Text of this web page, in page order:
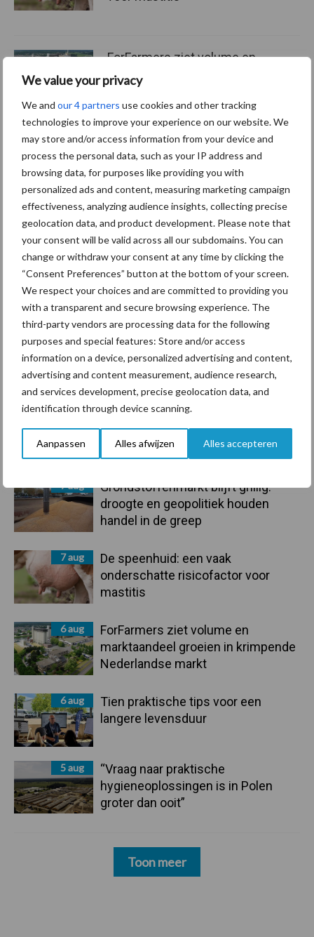
We value your privacy
We and our 4 partners use cookies and other tracking
technologies to improve your experience on our website. We
may store and/or access information from your device and
process the personal data, such as your IP address and
browsing data, for purposes like providing you with
personalized ads and content, measuring marketing campaign
effectiveness, analyzing audience insights, collecting precise
geolocation data, and product development. Please note that
your consent will be valid across all our subdomains. You can
change or withdraw your consent at any time by clicking the
“Consent Preferences” button at the bottom of your screen.
We respect your choices and are committed to providing you
with a transparent and secure browsing experience. The
third-party vendors are processing data for the following
purposes and special features: Store and/or access
information on a device, personalized advertising and content,
advertising and content measurement, audience research,
and services development, precise geolocation data, and
identification through device scanning.
Aanpassen Alles afwijzen Alles accepteren
Primaire
Recent nieuws Partner nieuws
7 aug
Grondstoffenmarkt blijft grillig:
droogte en geopolitiek houden
handel in de greep
7 aug
De speenhuid: een vaak
onderschatte risicofactor voor
mastitis
6 aug
ForFarmers ziet volume en
marktaandeel groeien in krimpende
Nederlandse markt
6 aug
Tien praktische tips voor een
langere levensduur
5 aug
“Vraag naar praktische
hygieneoplossingen is in Polen
groter dan ooit”
Toon meer
ForFarmers ziet volume en
marktaandeel groeien in
krimpende Nederlandse
markt
Themapagina's
Diergezondheid Bemesting Fokkerij
Bedrijfsnieuws
Ligbox &
Voerhekken
Toon meer